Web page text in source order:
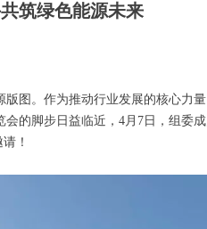
筑绿色能源未来
图。作为推动行业发展的核心力
的脚步日益临近，4月7日，组委
！